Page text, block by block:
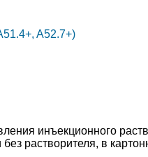
A52.7+)
инъекционного
растворителя, в